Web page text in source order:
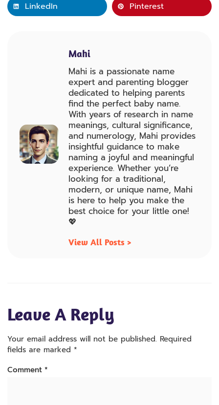
LinkedIn Pinterest
Mahi
Mahi is a passionate name
expert and parenting blogger
dedicated to helping parents
find the perfect baby name.
With years of research in name
meanings, cultural significance,
and numerology, Mahi provides
insightful guidance to make
naming a joyful and meaningful
experience. Whether you’re
looking for a traditional,
modern, or unique name, Mahi
is here to help you make the
best choice for your little one!
💖
View All Posts >
Leave A Reply
Your email address will not be published. Required
fields are marked *
Comment *